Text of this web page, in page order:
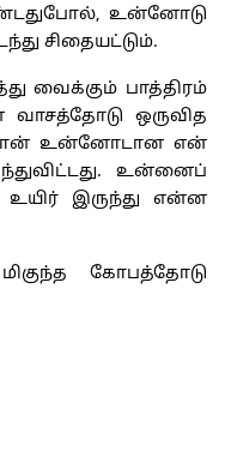
உன்னோடு
சிதையட்டும்.
வைக்கும் பாத்திரம்
ஒருவித
உன்னோடான என்
உன்னைப்
இருந்து என்ன
கோபத்தோடு